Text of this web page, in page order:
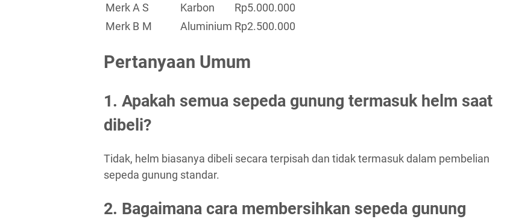
Merk A S Karbon
Rp5.000.000
Merk B M Aluminium Rp2.500.000
Pertanyaan Umum
1. Apakah semua sepeda gunung termasuk helm saat
dibeli?
Tidak, helm biasanya dibeli secara terpisah dan tidak termasuk dalam pembelian
sepeda gunung standar.
2. Bagaimana cara membersihkan sepeda gunung